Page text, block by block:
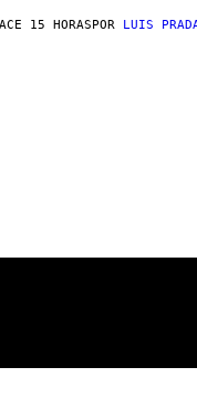
15 HORASPOR LUIS